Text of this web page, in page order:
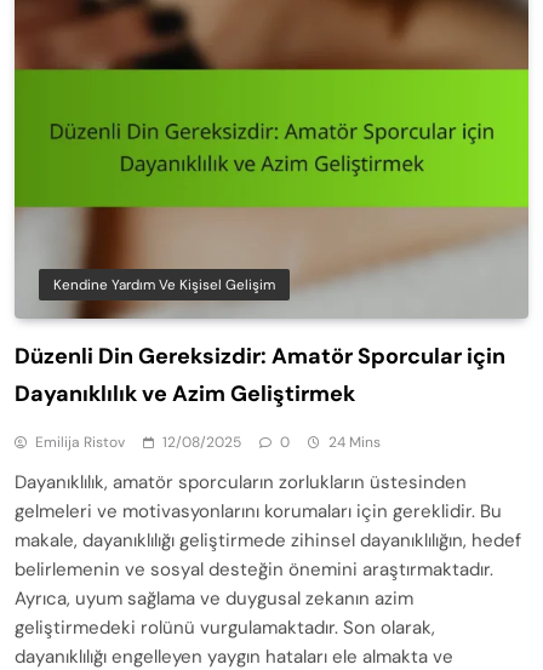
Kendine Yardım Ve Kişisel Gelişim
Düzenli Din Gereksizdir: Amatör Sporcular için
Dayanıklılık ve Azim Geliştirmek
Emilija Ristov 12/08/2025 0 24 Mins
Dayanıklılık, amatör sporcuların zorlukların üstesinden
gelmeleri ve motivasyonlarını korumaları için gereklidir. Bu
makale, dayanıklılığı geliştirmede zihinsel dayanıklılığın, hedef
belirlemenin ve sosyal desteğin önemini araştırmaktadır.
Ayrıca, uyum sağlama ve duygusal zekanın azim
geliştirmedeki rolünü vurgulamaktadır. Son olarak,
dayanıklılığı engelleyen yaygın hataları ele almakta ve